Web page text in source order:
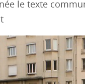
le texte